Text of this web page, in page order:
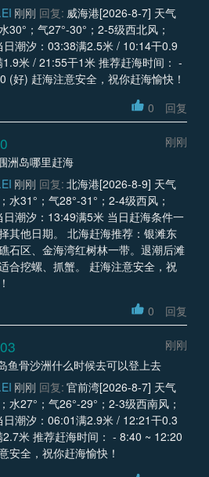
刚刚 回复: 威海港[2026-8-7] 天气
30°；气27°-30°；2-5级西北风；
潮汐：03:38满2.5米 / 10:14干0.9
米 / 21:55干1米 推荐赶海时间： -
(好) 赶海注意安全，祝你赶海愉快！
0 回复
刚刚
洲岛哪里赶海
刚刚 回复: 北海港[2026-8-9] 天气
水31°；气28°-31°；2-4级西风；
潮汐：13:49满5米 当日赶海条件一
其他日期。 北海赶海推荐：银滩东
石区、金海湾红树林一带。退潮后滩
合挖螺、抓蟹。 赶海注意安全，祝
0 回复
刚刚
鱼骨沙洲什么时候去可以登上去
刚刚 回复: 官前湾[2026-8-7] 天气
水27°；气26°-29°；2-3级西南风；
潮汐：06:01满2.9米 / 12:21干0.3
米 推荐赶海时间： - 8:40 ~ 12:20
安全，祝你赶海愉快！